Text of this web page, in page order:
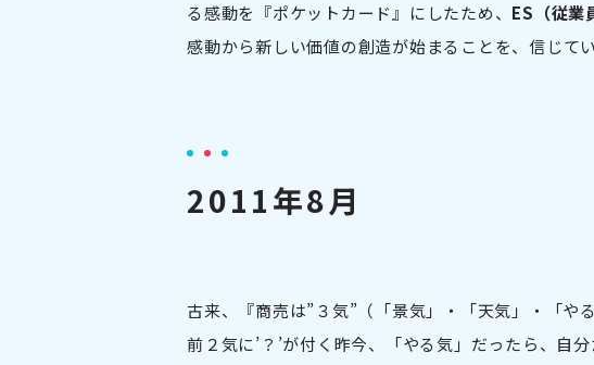
る感動を『ポケットカード』にしたため、 ES（従業
感動から新しい価値の創造が始まることを、信じて
2011年8月
古来、『商売は”３気”（「景気」・「天気」・「や
前２気に’？’が付く昨今、「やる気」だったら、自